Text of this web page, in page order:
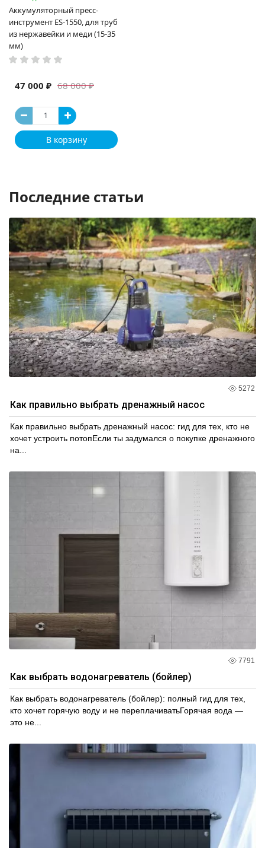
Аккумуляторный пресс-
инструмент ES-1550, для труб
из нержавейки и меди (15-35
мм)
68 000 ₽
47 000 ₽
В корзину
Последние статьи
5272
Как правильно выбрать дренажный насос
Как правильно выбрать дренажный насос: гид для тех, кто не
хочет устроить потопЕсли ты задумался о покупке дренажного
на...
7791
Как выбрать водонагреватель (бойлер)
Как выбрать водонагреватель (бойлер): полный гид для тех,
кто хочет горячую воду и не переплачиватьГорячая вода —
это не...